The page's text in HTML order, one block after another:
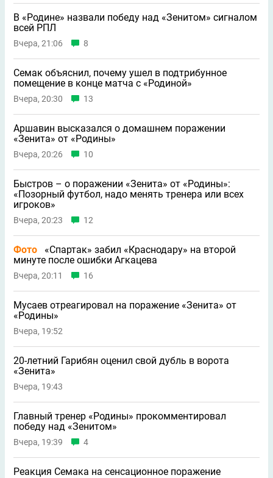
В «Родине» назвали победу над «Зенитом» сигналом
всей РПЛ
Вчера, 21:06 8
Семак объяснил, почему ушeл в подтрибунное
помещение в конце матча с «Родиной»
Вчера, 20:30 13
Аршавин высказался о домашнем поражении
«Зенита» от «Родины»
Вчера, 20:26 10
Быстров – о поражении «Зенита» от «Родины»:
«Позорный футбол, надо менять тренера или всех
игроков»
Вчера, 20:23 12
Фото
«Спартак» забил «Краснодару» на второй
минуте после ошибки Агкацева
Вчера, 20:11 16
Мусаев отреагировал на поражение «Зенита» от
«Родины»
Вчера, 19:52
20-летний Гарибян оценил свой дубль в ворота
«Зенита»
Вчера, 19:43
Главный тренер «Родины» прокомментировал
победу над «Зенитом»
Вчера, 19:39 4
Реакция Семака на сенсационное поражение